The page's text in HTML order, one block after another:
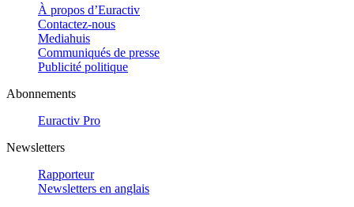
À propos d’Euractiv
Contactez-nous
Mediahuis
Communiqués de presse
Publicité politique
Abonnements
Euractiv Pro
Newsletters
Rapporteur
Newsletters en anglais